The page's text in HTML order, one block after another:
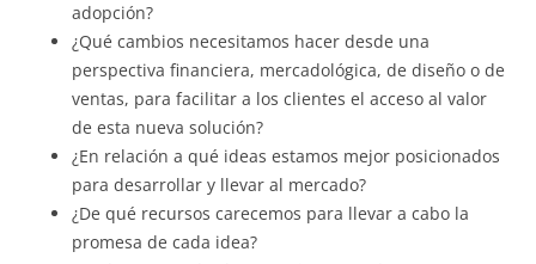
adopción?
¿Qué cambios necesitamos hacer desde una
perspectiva financiera, mercadológica, de diseño o de
ventas, para facilitar a los clientes el acceso al valor
de esta nueva solución?
¿En relación a qué ideas estamos mejor posicionados
para desarrollar y llevar al mercado?
¿De qué recursos carecemos para llevar a cabo la
promesa de cada idea?